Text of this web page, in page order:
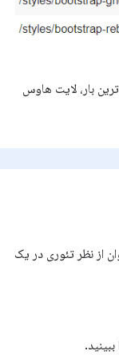
کشف بالاترین بار، لایت هاوس
که می‌توان از نظر تئوری در یک
ببینید.